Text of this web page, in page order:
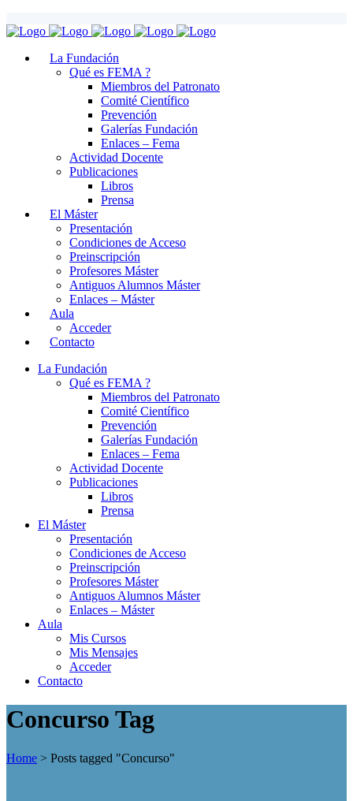
La Fundación
Qué es FEMA ?
Miembros del Patronato
Comité Científico
Prevención
Galerías Fundación
Enlaces – Fema
Actividad Docente
Publicaciones
Libros
Prensa
El Máster
Presentación
Condiciones de Acceso
Preinscripción
Profesores Máster
Antiguos Alumnos Máster
Enlaces – Máster
Aula
Acceder
Contacto
La Fundación
Qué es FEMA ?
Miembros del Patronato
Comité Científico
Prevención
Galerías Fundación
Enlaces – Fema
Actividad Docente
Publicaciones
Libros
Prensa
El Máster
Presentación
Condiciones de Acceso
Preinscripción
Profesores Máster
Antiguos Alumnos Máster
Enlaces – Máster
Aula
Mis Cursos
Mis Mensajes
Acceder
Contacto
Concurso Tag
Home > Posts tagged "Concurso"